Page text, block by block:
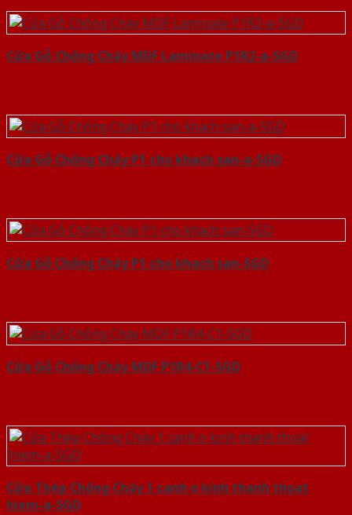
Cửa Gỗ Chống Cháy MDF Laminate P1R2-a-SGD
Cửa Gỗ Chống Cháy P1 cho khach san-a-SGD
Cửa Gỗ Chống Cháy P1 cho khach san-SGD
Cửa Gỗ Chống Cháy MDF P1R4-C1-SGD
Cửa Thép Chống Cháy 1 canh o kinh thanh thoat
hiem-a-SGD